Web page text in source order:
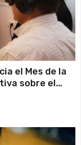
el Mes de la
sobre el